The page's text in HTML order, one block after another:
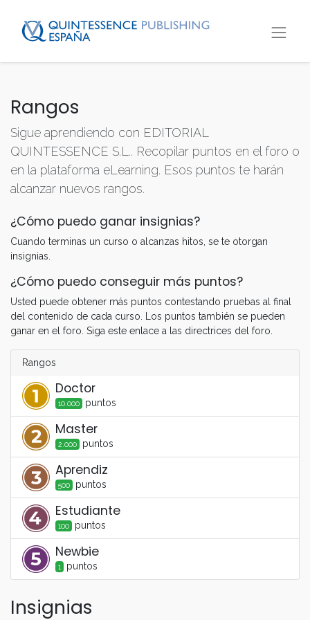
Rangos
Sigue aprendiendo con EDITORIAL
QUINTESSENCE S.L.. Recopilar puntos en el foro o
en la plataforma eLearning. Esos puntos te harán
alcanzar nuevos rangos.
¿Cómo puedo ganar insignias?
Cuando terminas un curso o alcanzas hitos, se te otorgan
insignias.
¿Cómo puedo conseguir más puntos?
Usted puede obtener más puntos contestando pruebas al final
del contenido de cada curso. Los puntos también se pueden
ganar en el foro. Siga este enlace a las directrices del foro.
Rangos
Doctor
10.000 puntos
Master
2.000 puntos
Aprendiz
500 puntos
Estudiante
100 puntos
Newbie
1 puntos
Insignias